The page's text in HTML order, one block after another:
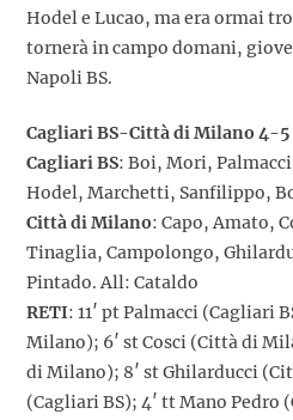
Hodel e Lucao, ma era ormai
tornerà in campo domani,
Napoli BS.
Cagliari BS-Città di Milano 4-5
Cagliari BS: Boi, Mori,
Hodel, Marchetti, Sanfilippo,
Città di Milano: Capo, Amato,
Tinaglia, Campolongo,
Pintado. All: Cataldo
RETI: 11′ pt Palmacci (Cagliari
Milano); 6′ st Cosci (Città di
di Milano); 8′ st Ghilarducci
(Cagliari BS); 4′ tt Mano Pedro